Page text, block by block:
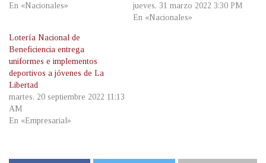
En «Nacionales»
jueves, 31 marzo 2022 3:30 PM
En «Nacionales»
Lotería Nacional de
Beneficiencia entrega
uniformes e implementos
deportivos a jóvenes de La
Libertad
martes, 20 septiembre 2022 11:13
AM
En «Empresarial»